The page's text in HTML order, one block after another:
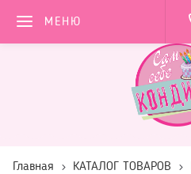
МЕНЮ
Главная КАТАЛОГ ТОВАРОВ